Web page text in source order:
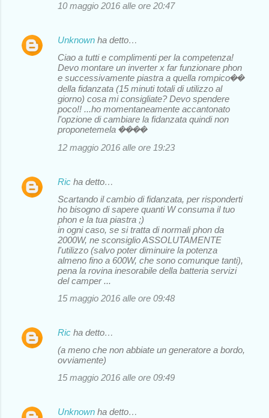
10 maggio 2016 alle ore 20:47
Unknown ha detto…
Ciao a tutti e complimenti per la competenza!
Devo montare un inverter x far funzionare phon
e successivamente piastra a quella rompico��
della fidanzata (15 minuti totali di utilizzo al
giorno) cosa mi consigliate? Devo spendere
poco!! ...ho momentaneamente accantonato
l'opzione di cambiare la fidanzata quindi non
proponetemela ����
12 maggio 2016 alle ore 19:23
Ric ha detto…
Scartando il cambio di fidanzata, per risponderti
ho bisogno di sapere quanti W consuma il tuo
phon e la tua piastra ;)
in ogni caso, se si tratta di normali phon da
2000W, ne sconsiglio ASSOLUTAMENTE
l'utilizzo (salvo poter diminuire la potenza
almeno fino a 600W, che sono comunque tanti),
pena la rovina inesorabile della batteria servizi
del camper ...
15 maggio 2016 alle ore 09:48
Ric ha detto…
(a meno che non abbiate un generatore a bordo,
ovviamente)
15 maggio 2016 alle ore 09:49
Unknown ha detto…